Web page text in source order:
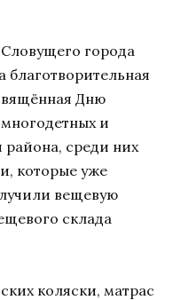
города
Дню
и
среди них
которые уже
вещевую
склада
коляски, матрас